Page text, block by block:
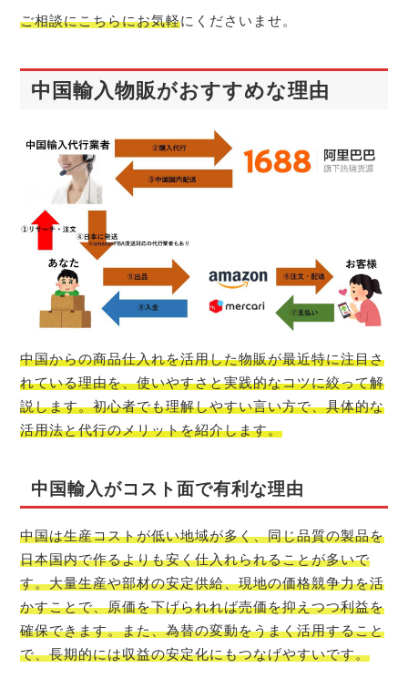
ご相談にこちらにお気軽にくださいませ。
中国輸入物販がおすすめな理由
中国からの商品仕入れを活用した物販が最近特に注目さ
れている理由を、使いやすさと実践的なコツに絞って解
説します。初心者でも理解しやすい言い方で、具体的な
活用法と代行のメリットを紹介します。
中国輸入がコスト面で有利な理由
中国は生産コストが低い地域が多く、同じ品質の製品を
日本国内で作るよりも安く仕入れられることが多いで
す。大量生産や部材の安定供給、現地の価格競争力を活
かすことで、原価を下げられれば売価を抑えつつ利益を
確保できます。また、為替の変動をうまく活用すること
で、長期的には収益の安定化にもつなげやすいです。